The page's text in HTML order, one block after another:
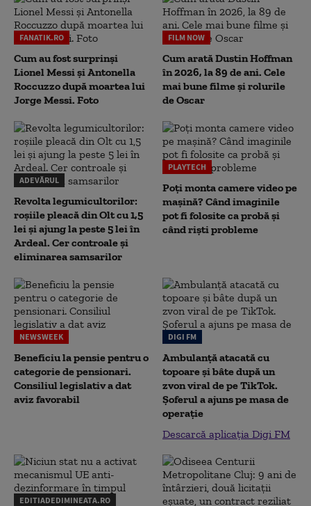
FANATIK.RO
Cum au fost surprinși
Lionel Messi și Antonella
Roccuzzo după moartea lui
Jorge Messi. Foto
FILM NOW
Cum arată Dustin Hoffman
în 2026, la 89 de ani. Cele
mai bune filme și rolurile
de Oscar
ADEVĂRUL
Revolta legumicultorilor:
roșiile pleacă din Olt cu 1,5
lei și ajung la peste 5 lei în
Ardeal. Cer controale și
eliminarea samsarilor
PLAYTECH
Poți monta camere video pe
mașină? Când imaginile
pot fi folosite ca probă și
când riști probleme
NEWSWEEK
Beneficiu la pensie pentru o
categorie de pensionari.
Consiliul legislativ a dat
aviz favorabil
DIGI FM
Ambulanță atacată cu
topoare și bâte după un
zvon viral de pe TikTok.
Șoferul a ajuns pe masa de
operație
Descarcă aplicația Digi FM
EDITIADEDIMINEATA.RO